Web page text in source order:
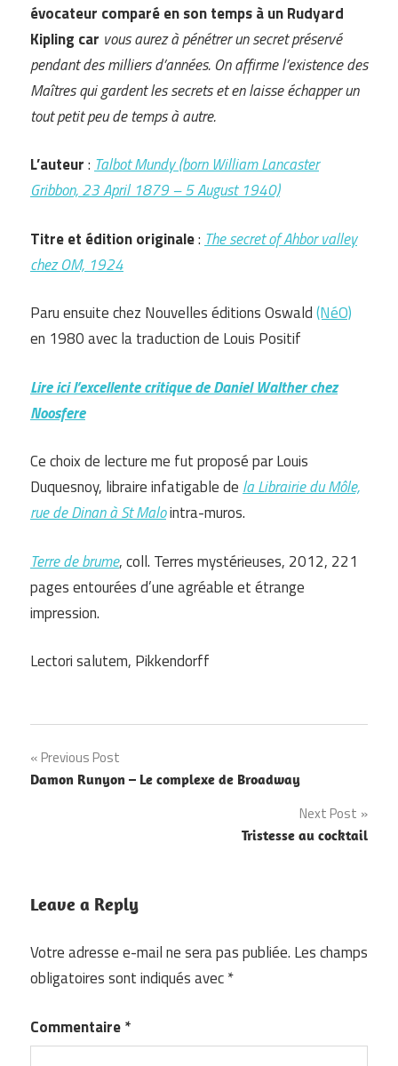
évocateur comparé en son temps à un Rudyard
Kipling car vous aurez à pénétrer un secret préservé
pendant des milliers d’années. On affirme l’existence des
Maîtres qui gardent les secrets et en laisse échapper un
tout petit peu de temps à autre.
L’auteur: Talbot Mundy (born William Lancaster
Gribbon, 23 April 1879 – 5 August 1940)
Titre et édition originale: The secret of Ahbor valley
chez OM, 1924
Paru ensuite chez Nouvelles éditions Oswald(NéO)
en 1980 avec la traduction de Louis Positif
Lire ici l’excellente critique de Daniel Walther chez
Noosfere
Ce choix de lecture me fut proposé par Louis
Duquesnoy, libraire infatigable de la Librairie du Môle,
rue de Dinan à St Malointra-muros.
Terre de brume, coll. Terres mystérieuses, 2012, 221
pages entourées d’une agréable et étrange
impression.
Lectori salutem, Pikkendorff
Navigation
de
Previous Post
Damon Runyon – Le complexe de Broadway
Next Post
Tristesse au cocktail
Leave a Reply
Votre adresse e-mail ne sera pas publiée. Les champs
obligatoires sont indiqués avec*
Commentaire*